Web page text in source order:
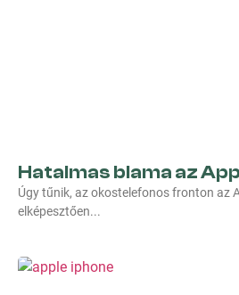
Hatalmas blama az
Úgy tűnik, az okostelefonos fronton az
elképesztően